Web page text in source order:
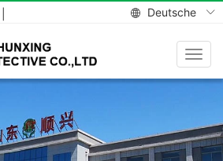
Deutsche